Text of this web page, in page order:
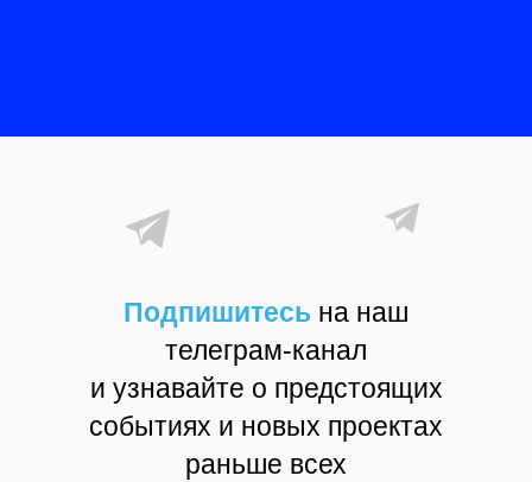
Подпишитесь на наш
телеграм-канал
и узнавайте о предстоящих
событиях и новых проектах
раньше всех